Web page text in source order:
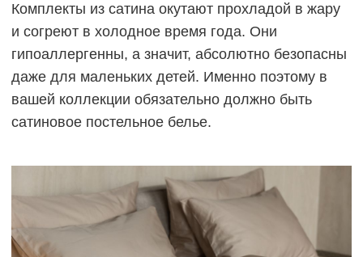
Комплекты из сатина окутают прохладой в жару
и согреют в холодное время года. Они
гипоаллергенны, а значит, абсолютно безопасны
даже для маленьких детей. Именно поэтому в
вашей коллекции обязательно должно быть
сатиновое постельное белье.